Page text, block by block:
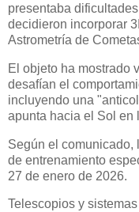
presentaba
decidieron incorporar
Astrometría de
El objeto ha mostrado
desafían el
incluyendo una
apunta hacia el Sol en
Según el
de entrenamiento
27 de enero de 2026.
Telescopios y